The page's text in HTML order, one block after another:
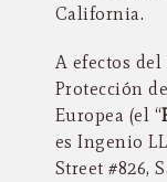
California.
A efectos
Protección
Europea (el “
es Ingenio
Street #826,